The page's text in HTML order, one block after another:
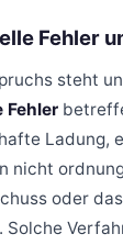
Fehler
steht
Fehler
Ladung,
nicht
oder
Solche